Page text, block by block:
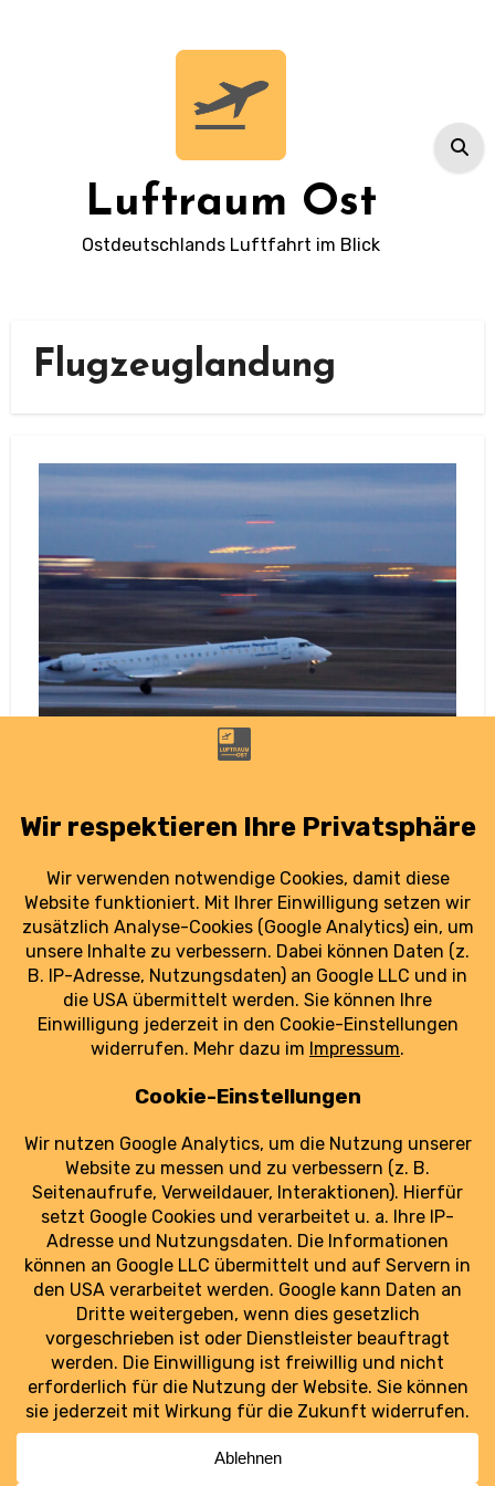
Luftraum Ost
Ostdeutschlands Luftfahrt im Blick
Flugzeuglandung
GPS statt ILS? Neue Wege beim
7. September 2022
GPS oder ILS? Kleinere Flugplätze setzen
zunehmend auf die satellitengestützte
Navigation. Das System hat aber auch
Grenzen, weshalb nicht alle Flughäfen darauf
setzen.
weiterlesen
Luftraum Ost